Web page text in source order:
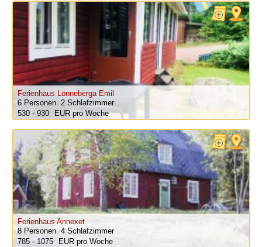
Ferienhaus Lönneberga Emil
6 Personen. 2 Schlafzimmer
530 - 930
pro Woche
Ferienhaus Annexet
8 Personen. 4 Schlafzimmer
785 - 1075
pro Woche